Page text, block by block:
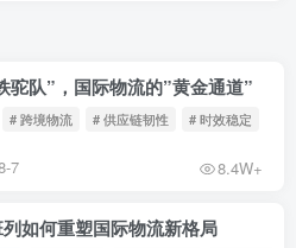
驼队”，国际物流的”黄金通道”
# 跨境物流 # 供应链韧性 # 时效稳定
7 8.4W+
如何重塑国际物流新格局